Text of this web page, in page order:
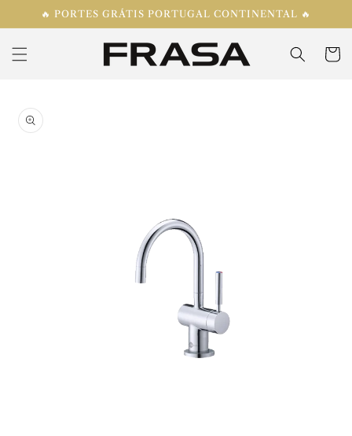
para o
conteúdo
🔥 PORTES GRÁTIS PORTUGAL CONTINENTAL 🔥
informação